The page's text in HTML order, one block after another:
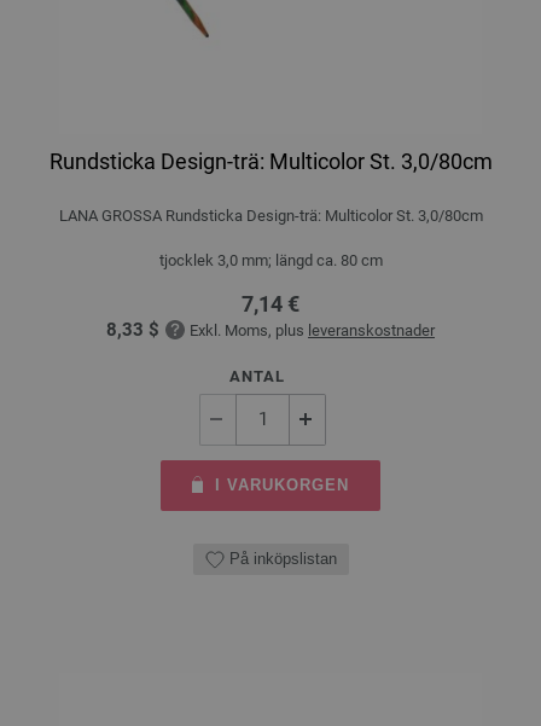
Rundsticka Design-trä: Multicolor St. 3,0/80cm
LANA GROSSA Rundsticka Design-trä: Multicolor St. 3,0/80cm
tjocklek 3,0 mm; längd ca. 80 cm
7,14 €
8,33 $ Exkl. Moms, plus leveranskostnader
ANTAL
I VARUKORGEN
På inköpslistan